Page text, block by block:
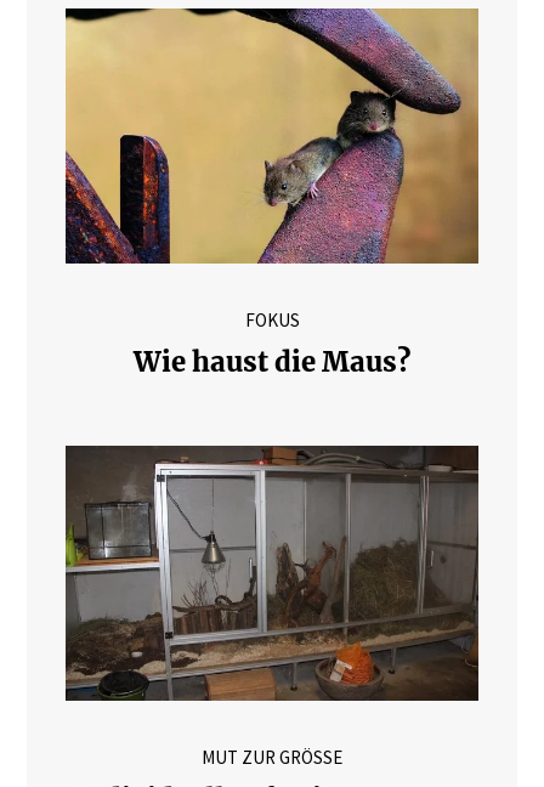
FOKUS
Wie haust die Maus?
MUT ZUR GRÖSSE